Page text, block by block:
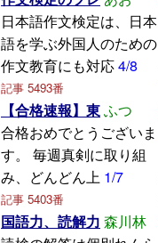
日本語作文検定は、日本
語を学ぶ外国人のための
作文教育にも対応4/8
記事 5493番
【合格速報】東ふつ
合格おめでとうございま
す。 毎週真剣に取り組
み、どんどん上 1/7
記事 5403番
国語力、読解力 森川林